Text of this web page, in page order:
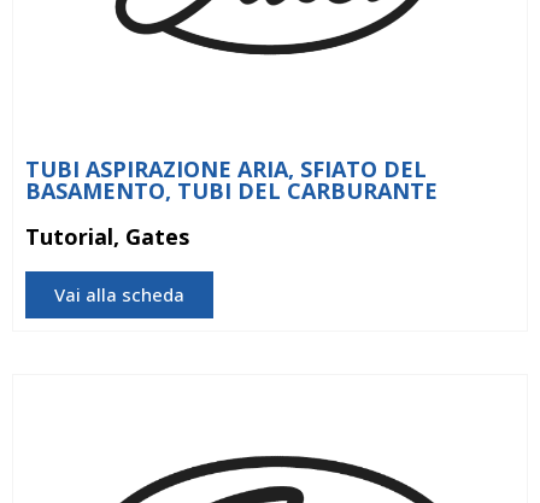
TUBI ASPIRAZIONE ARIA, SFIATO DEL
BASAMENTO, TUBI DEL CARBURANTE
Tutorial, Gates
Vai alla scheda